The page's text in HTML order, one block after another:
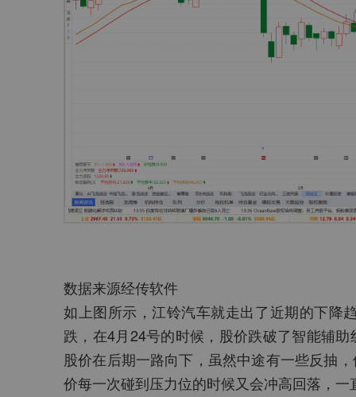
数据来源经传软件
如上图所示，江铃汽车就走出了近期的下降
跌，在4月24号的时候，股价跌破了智能辅
股价在后期一路向下，虽然中途有一些反抽
价每一次碰到压力位的时候又会冲高回落，